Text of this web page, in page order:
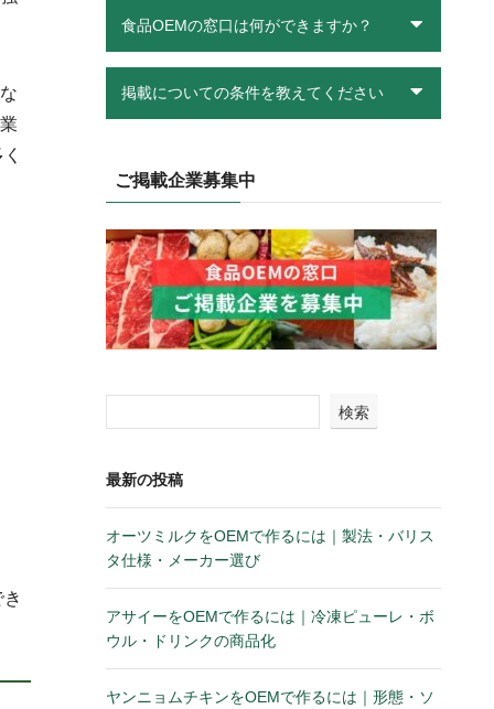
食品OEMの窓口は何ができますか？
掲載についての条件を教えてください
ご掲載企業募集中
検索
最新の投稿
オーツミルクをOEMで作るには｜製法・バリス
タ仕様・メーカー選び
アサイーをOEMで作るには｜冷凍ピューレ・ボ
ウル・ドリンクの商品化
ヤンニョムチキンをOEMで作るには｜形態・ソ